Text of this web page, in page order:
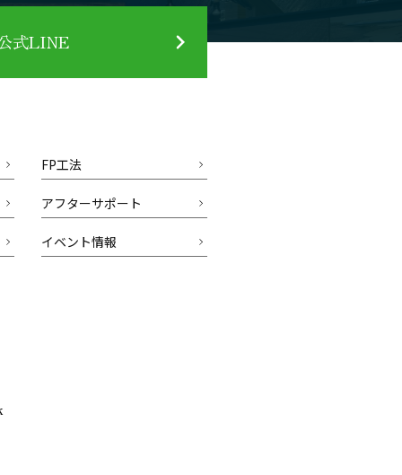
式LINE
FP工法
アフターサポート
イベント情報